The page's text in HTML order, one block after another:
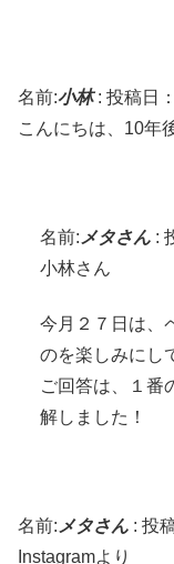
名前:小林: 投稿日
こんにちは、10年
名前: メタさん :
小林さん
今月２７日は、
のを楽しみにし
ご回答は、１番
解しました！
名前: メタさん : 投
Instagramより